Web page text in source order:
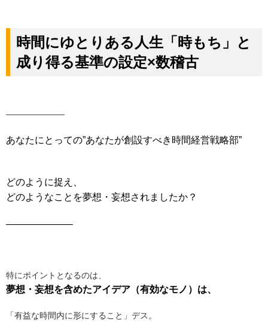
時間にゆとりある人生「時もち」
と
成り得る基準の設定×数稽古
———————
あなたにとっての”あなたが創設すべき時間経営戦略部”
どのように捉え、
どのようなことを夢想・妄想されましたか？
———————
特にポイントとなるのは、
夢想・妄想を含めたアイデア（有効なモノ）は、
「有益な時間内に形にすること」デス。